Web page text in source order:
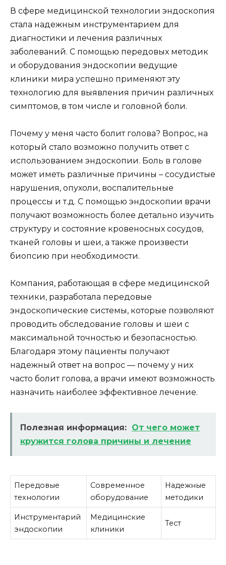
В сфере медицинской технологии эндоскопия
стала надежным инструментарием для
диагностики и лечения различных
заболеваний. С помощью передовых методик
и оборудования эндоскопии ведущие
клиники мира успешно применяют эту
технологию для выявления причин различных
симптомов, в том числе и головной боли.
Почему у меня часто болит голова? Вопрос, на
который стало возможно получить ответ с
использованием эндоскопии. Боль в голове
может иметь различные причины – сосудистые
нарушения, опухоли, воспалительные
процессы и т.д. С помощью эндоскопии врачи
получают возможность более детально изучить
структуру и состояние кровеносных сосудов,
тканей головы и шеи, а также произвести
биопсию при необходимости.
Компания, работающая в сфере медицинской
техники, разработала передовые
эндоскопические системы, которые позволяют
проводить обследование головы и шеи с
максимальной точностью и безопасностью.
Благодаря этому пациенты получают
надежный ответ на вопрос — почему у них
часто болит голова, а врачи имеют возможность
назначить наиболее эффективное лечение.
Полезная информация: От чего может
кружится голова причины и лечение
Передовые
технологии
Современное
оборудование
Надежные
методики
Инструментарий
эндоскопии
Медицинские
клиники
Тест